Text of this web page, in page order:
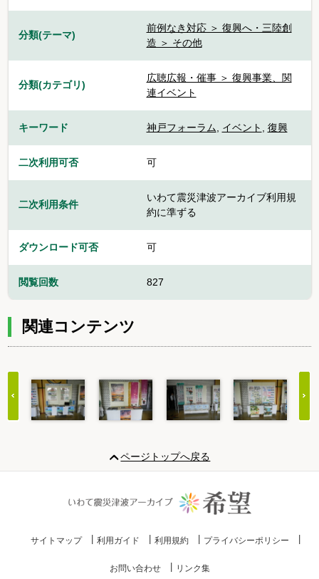
分類(テーマ)
前例なき対応 ＞ 復興へ・三陸創
造 ＞ その他
分類(カテゴリ)
広聴広報・催事 ＞ 復興事業、関
連イベント
キーワード 神戸フォーラム, イベント , 復興
二次利用可否 可
二次利用条件
いわて震災津波アーカイブ利用規
約に準ずる
ダウンロード可否 可
閲覧回数 827
関連コンテンツ
20
ページトップへ戻る
サイトマップ 利用ガイド 利用規約 プライバシーポリシー
お問い合わせ リンク集